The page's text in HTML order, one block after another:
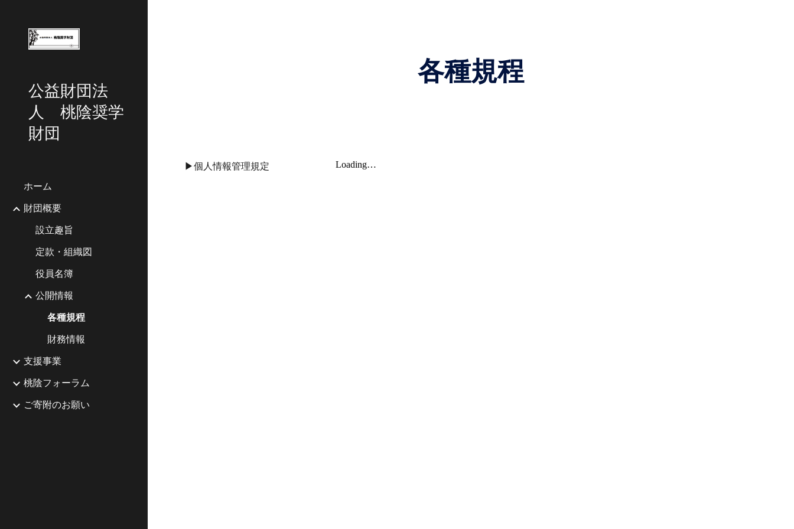
公益財団法
人 桃陰奨学
財団
ホーム
財団概要
設立趣旨
定款・組織図
役員名簿
公開情報
各種規程
財務情報
支援事業
桃陰フォーラム
ご寄附のお願い
各種規程
▶個人情報管理規定